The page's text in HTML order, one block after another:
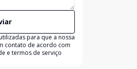
para que a nossa
contato de acordo com
e termos de serviço